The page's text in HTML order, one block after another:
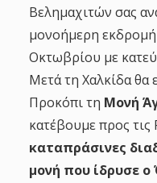
Βελημαχιτών σας
μονοήμερη εκδρομή
Οκτωβρίου με
Μετά τη Χαλκίδα θα
Προκόπι τη Μονή
κατέβουμε προς τις
καταπράσινες
μονή που ίδρυσε ο